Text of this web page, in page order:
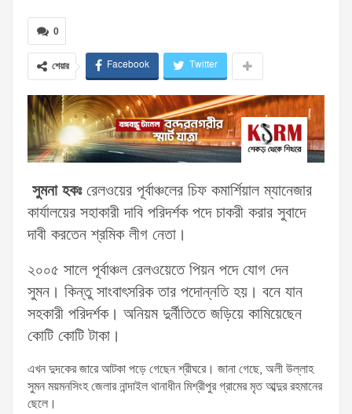
0
শেয়ার Facebook Twitter
সুমনা হকঃরেলওয়ের পূর্বাঞ্চলের চিফ কমার্শিয়াল ম্যানেজার
কার্যালয়ের সহাকারী দাবি পরিদর্শক পদে চাকরী করার সুবাদে
দাবী করতেন শ্রমিক লীগ নেতা।
২০০৫ সালে পূর্বাঞ্চল রেলওয়েতে পিয়ন পদে যোগ দেন
সুমন। কিন্তু সাংবাৎসরিক তার পদোন্নতি হয়। বনে যান
সহকারী পরিদর্শক। অনিয়ম দুর্নীতিতে জড়িয়ে কামিয়েছেন
কোটি কোটি টাকা।
এখন দুদকের জারে আটকা পড়ে গেছেন শ্রীঘরে। জানা গেছে, অলী উল্লাহ
সুমন ময়মনসিংহ জেলার নান্দাইল থানাধীন মিশ্রীপুর গ্রামের মৃত আব্দুর রহমানের
ছেলে।